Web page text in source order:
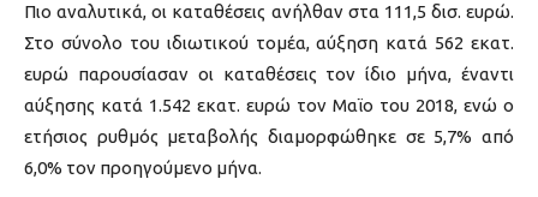
Πιο αναλυτικά, οι καταθέσεις ανήλθαν στα 111,5 δισ. ευρώ.
Στο σύνολο του ιδιωτικού τομέα, αύξηση κατά 562 εκατ.
ευρώ παρουσίασαν οι καταθέσεις τον ίδιο μήνα, έναντι
αύξησης κατά 1.542 εκατ. ευρώ τον Μαϊο του 2018, ενώ ο
ετήσιος ρυθμός μεταβολής διαμορφώθηκε σε 5,7% από
6,0% τον προηγούμενο μήνα.